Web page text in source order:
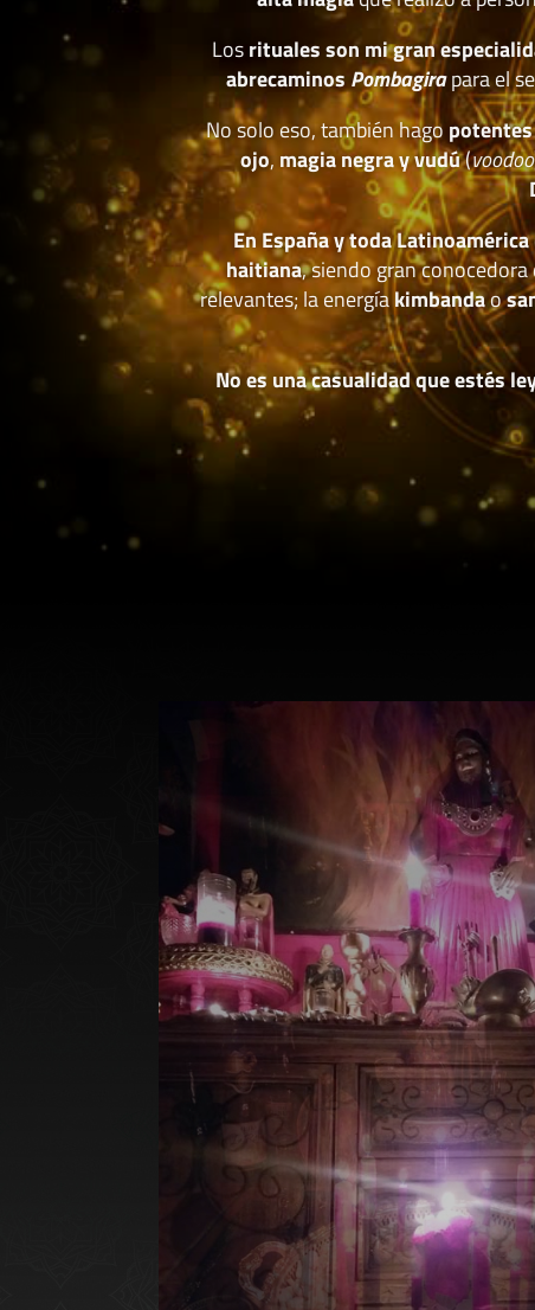
Losrituales son mi gran
abrecaminos Pombagirapara el
No solo eso, también hago
ojo, magia negra y vudú(voodoo
En España y toda Latinoamérica
haitiana, siendo gran
relevantes; la energíakimbandao
No es una casualidad que estés